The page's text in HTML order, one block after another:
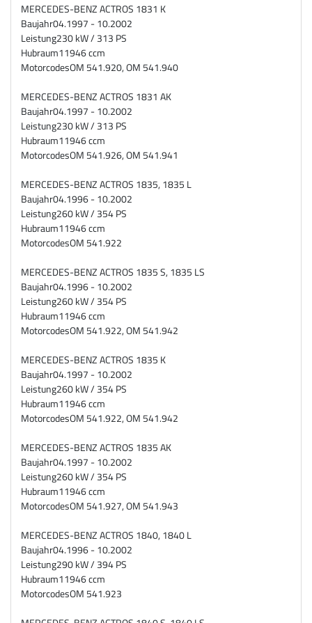
MERCEDES-BENZ ACTROS 1831 K
Baujahr04.1997 - 10.2002
Leistung230 kW / 313 PS
Hubraum11946 ccm
MotorcodesOM 541.920, OM 541.940
MERCEDES-BENZ ACTROS 1831 AK
Baujahr04.1997 - 10.2002
Leistung230 kW / 313 PS
Hubraum11946 ccm
MotorcodesOM 541.926, OM 541.941
MERCEDES-BENZ ACTROS 1835, 1835 L
Baujahr04.1996 - 10.2002
Leistung260 kW / 354 PS
Hubraum11946 ccm
MotorcodesOM 541.922
MERCEDES-BENZ ACTROS 1835 S, 1835 LS
Baujahr04.1996 - 10.2002
Leistung260 kW / 354 PS
Hubraum11946 ccm
MotorcodesOM 541.922, OM 541.942
MERCEDES-BENZ ACTROS 1835 K
Baujahr04.1997 - 10.2002
Leistung260 kW / 354 PS
Hubraum11946 ccm
MotorcodesOM 541.922, OM 541.942
MERCEDES-BENZ ACTROS 1835 AK
Baujahr04.1997 - 10.2002
Leistung260 kW / 354 PS
Hubraum11946 ccm
MotorcodesOM 541.927, OM 541.943
MERCEDES-BENZ ACTROS 1840, 1840 L
Baujahr04.1996 - 10.2002
Leistung290 kW / 394 PS
Hubraum11946 ccm
MotorcodesOM 541.923